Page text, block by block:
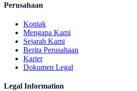
Perusahaan
Kontak
Mengapa Kami
Sejarah Kami
Berita Perusahaan
Karier
Dokumen Legal
Legal Information